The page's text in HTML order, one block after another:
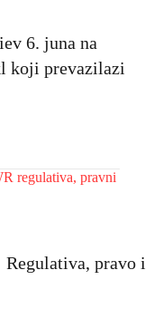
6. juna na
koji prevazilazi
pravo i